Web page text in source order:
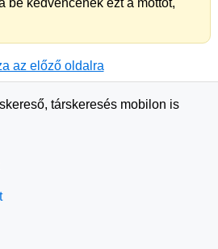
az előző oldalra
társkeresés mobilon is